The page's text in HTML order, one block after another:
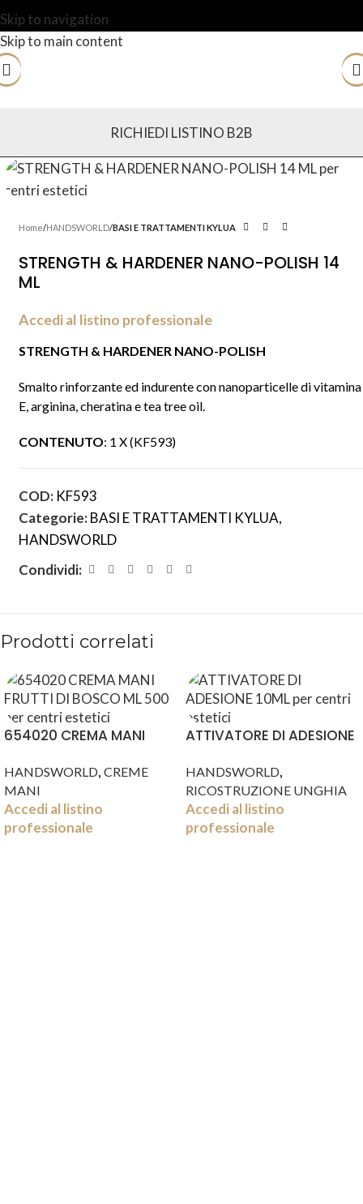
Skip to navigation
Skip to main content
RICHIEDI LISTINO B2B
Home HANDSWORLD BASI E TRATTAMENTI KYLUA
STRENGTH & HARDENER NANO-POLISH 14
ML
Accedi al listino professionale
STRENGTH & HARDENER NANO-POLISH
Smalto rinforzante ed indurente con nanoparticelle di vitamina
E, arginina, cheratina e tea tree oil.
CONTENUTO: 1 X (KF593)
COD: KF593
Categorie:BASI E TRATTAMENTI KYLUA,
HANDSWORLD
Condividi:
Prodotti correlati
654020 CREMA MANI
HANDSWORLD, CREME
MANI
Accedi al listino
professionale
ATTIVATORE DI ADESIONE
HANDSWORLD,
RICOSTRUZIONE UNGHIA
Accedi al listino
professionale